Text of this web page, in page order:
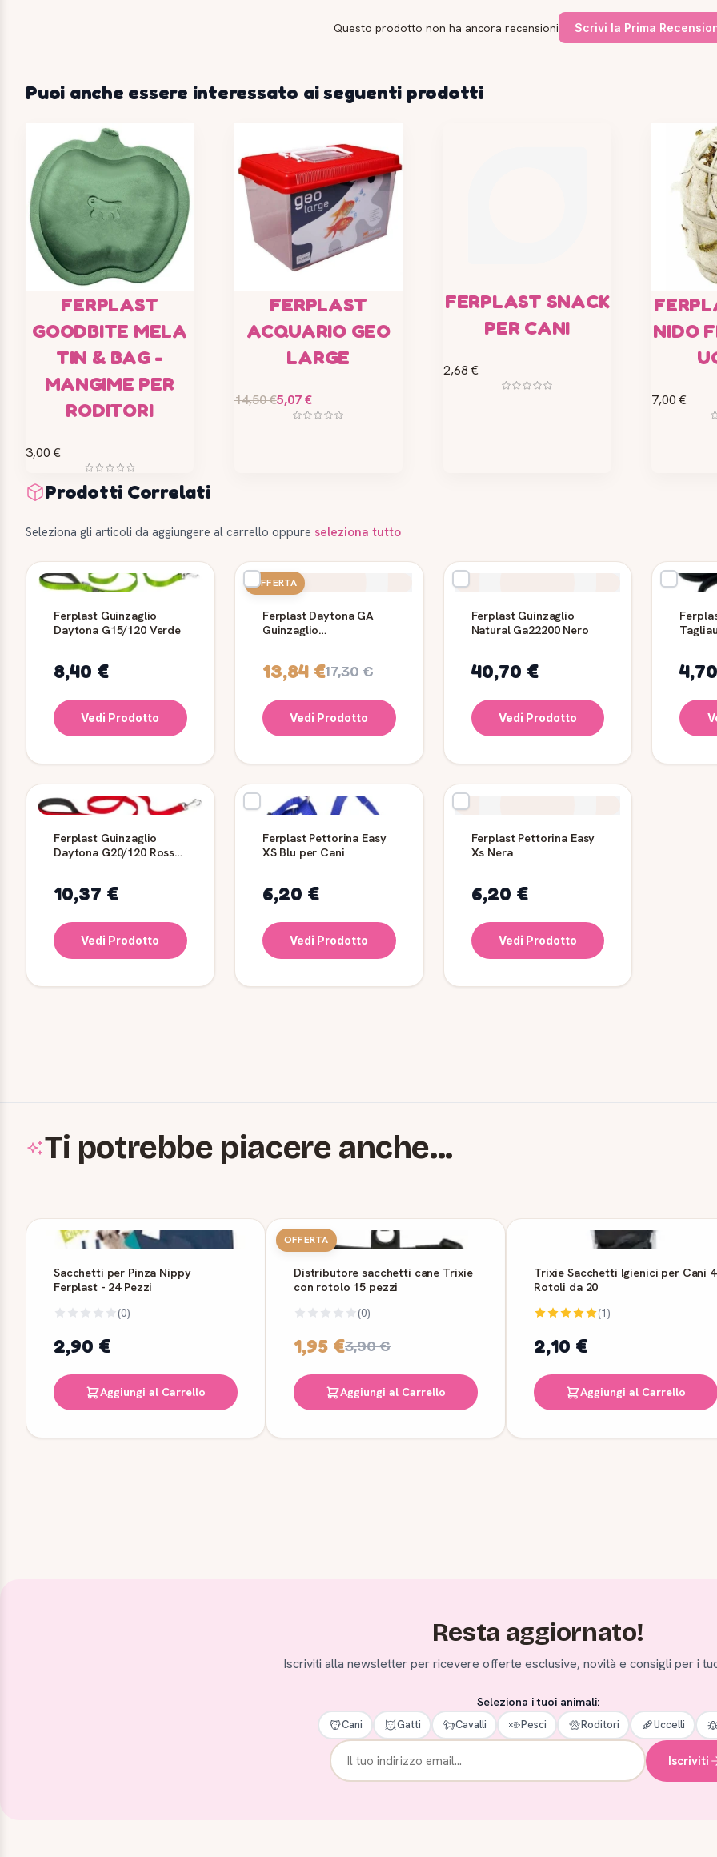
Questo prodotto non ha ancora recensioni Scrivi la Prima
Puoi anche essere interessato ai seguenti prodotti
FERPLAST
GOODBITE MELA
TIN & BAG -
MANGIME PER
RODITORI
3,00 €
FERPLAST
ACQUARIO GEO
LARGE
14,50 €5,07 €
FERPLAST SNACK
PER CANI
2,68 €
NIDO
7,00 €
Prodotti Correlati
Seleziona gli articoli da aggiungere al carrello oppure seleziona tutto
Ferplast Guinzaglio
Daytona G15/120 Verde
8,40 €
Vedi Prodotto
OFFERTA
Ferplast Daytona GA
Guinzaglio
13,84 €17,30 €
Vedi Prodotto
Ferplast Guinzaglio
Natural Ga22200 Nero
40,70 €
Vedi Prodotto
Ferplast Guinzaglio
Daytona G20/120 Rosso
10,37 €
Vedi Prodotto
Ferplast Pettorina Easy
XS Blu per Cani
6,20 €
Vedi Prodotto
Ferplast Pettorina Easy
Xs Nera
6,20 €
Vedi Prodotto
Ti potrebbe piacere anche...
Sacchetti per Pinza Nippy
Ferplast - 24 Pezzi
(0)
2,90 €
Aggiungi al Carrello
OFFERTA
Distributore sacchetti cane Trixie
con rotolo 15 pezzi
(0)
1,95 €3,90 €
Aggiungi al Carrello
Trixie Sacchetti Igienici per Cani 4
Rotoli da 20
(1)
2,10 €
Aggiungi al Carrello
Resta aggiornato!
Iscriviti alla newsletter per ricevere offerte esclusive, novità e consigli per i
Seleziona i tuoi animali:
Cani Gatti Cavalli Pesci Roditori Uccelli
Iscriviti